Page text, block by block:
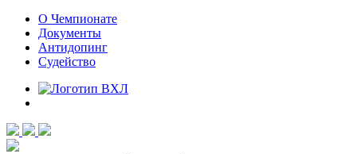
О Чемпионате
Документы
Антидопинг
Судейство